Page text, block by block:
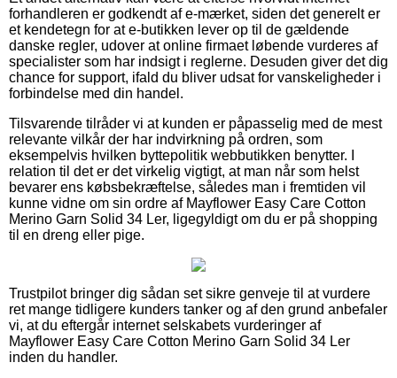
forhandleren er godkendt af e-mærket, siden det generelt er
et kendetegn for at e-butikken lever op til de gældende
danske regler, udover at online firmaet løbende vurderes af
specialister som har indsigt i reglerne. Desuden giver det dig
chance for support, ifald du bliver udsat for vanskeligheder i
forbindelse med din handel.
Tilsvarende tilråder vi at kunden er påpasselig med de mest
relevante vilkår der har indvirkning på ordren, som
eksempelvis hvilken byttepolitik webbutikken benytter. I
relation til det er det virkelig vigtigt, at man når som helst
bevarer ens købsbekræftelse, således man i fremtiden vil
kunne vidne om sin ordre af Mayflower Easy Care Cotton
Merino Garn Solid 34 Ler, ligegyldigt om du er på shopping
til en dreng eller pige.
Trustpilot bringer dig sådan set sikre genveje til at vurdere
ret mange tidligere kunders tanker og af den grund anbefaler
vi, at du eftergår internet selskabets vurderinger af
Mayflower Easy Care Cotton Merino Garn Solid 34 Ler
inden du handler.